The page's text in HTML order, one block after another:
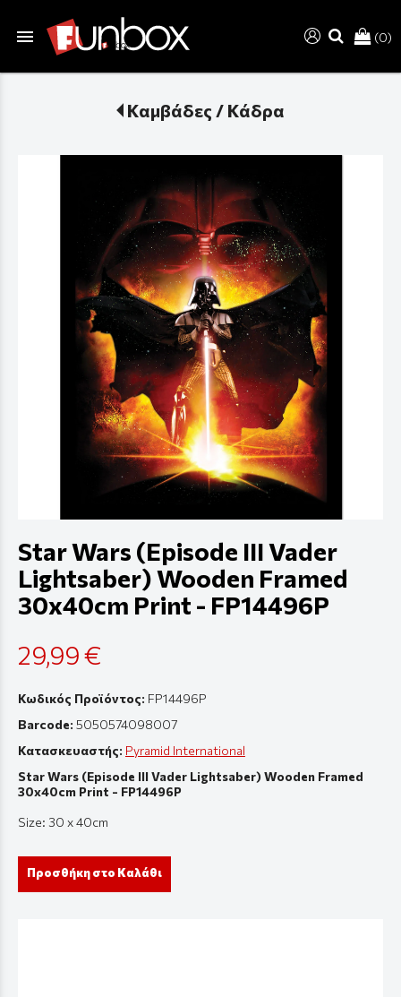
menu (0)
Καμβάδες / Κάδρα
Star Wars (Episode III Vader
Lightsaber) Wooden Framed
30x40cm Print - FP14496P
29,99 €
Κωδικός Προϊόντος: FP14496P
Barcode: 5050574098007
Κατασκευαστής: Pyramid International
Star Wars (Episode III Vader Lightsaber) Wooden Framed
30x40cm Print - FP14496P
Size: 30 x 40cm
Προσθήκη στο Καλάθι